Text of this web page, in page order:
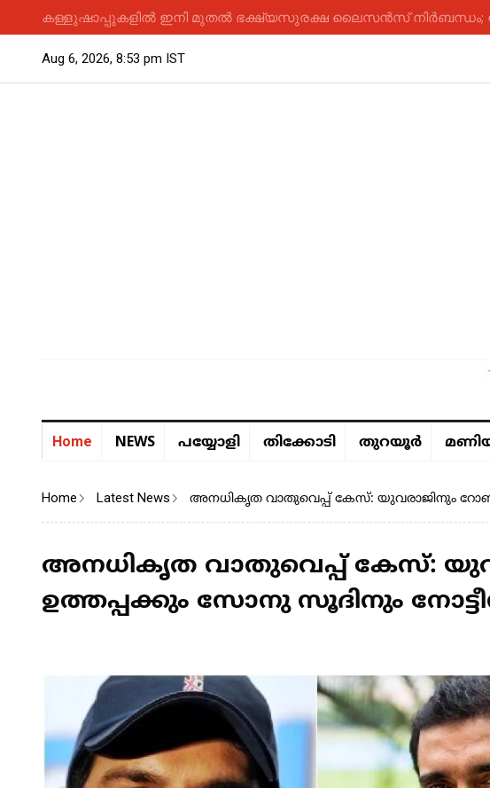
കള്ളുഷാപ്പുകളിൽ ഇനി മുതൽ ഭക്ഷ്യസുരക്ഷ ലൈസൻസ് നിർബന്ധം;
Aug 6, 2026, 8:53 pm IST
Home NEWS പയ്യോളി തിക്കോടി തുറയൂര്‍
Home Latest News അനധികൃത വാതുവെപ്പ് കേസ്: യുവരാജിനും
അനധികൃത വാതുവെപ്പ് കേസ്:
ഉത്തപ്പക്കും സോനു സൂദിനും